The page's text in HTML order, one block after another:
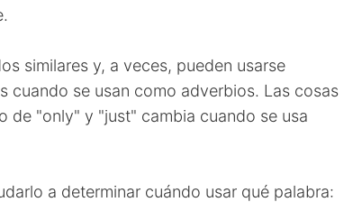
similares y, a veces, pueden usarse
cuando se usan como adverbios. Las cosas
de "only" y "just" cambia cuando se usa
a determinar cuándo usar qué palabra: